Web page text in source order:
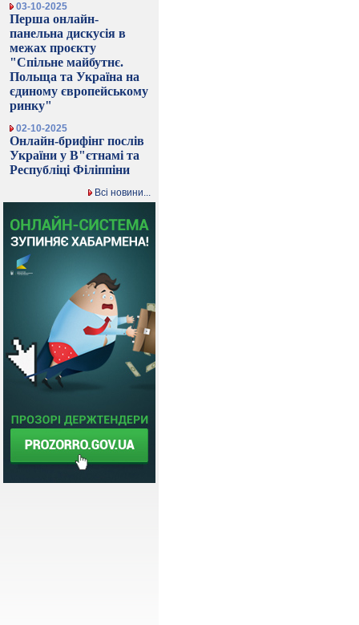
03-10-2025
Перша онлайн-
панельна дискусія в
межах проєкту
"Спільне майбутнє.
Польща та Україна на
єдиному європейському
ринку"
02-10-2025
Онлайн-брифінг послів
України у В"єтнамі та
Республіці Філіппіни
Всі новини...